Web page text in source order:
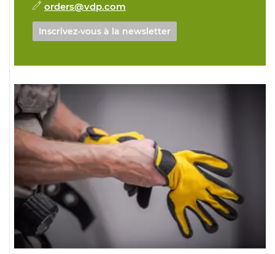
orders@vdp.com
Inscrivez-vous à la newsletter